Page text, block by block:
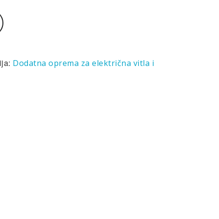
Dodatna oprema za električna vitla i